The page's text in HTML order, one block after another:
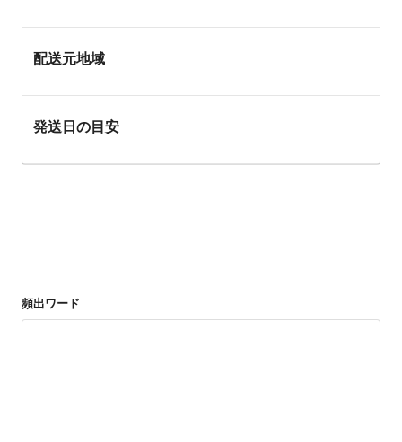
配送元地域
発送日の目安
頻出ワード